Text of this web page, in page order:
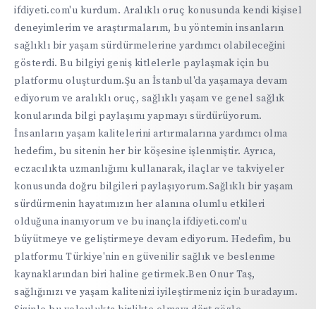
ifdiyeti.com'u kurdum. Aralıklı oruç konusunda kendi kişisel
deneyimlerim ve araştırmalarım, bu yöntemin insanların
sağlıklı bir yaşam sürdürmelerine yardımcı olabileceğini
gösterdi. Bu bilgiyi geniş kitlelerle paylaşmak için bu
platformu oluşturdum.Şu an İstanbul'da yaşamaya devam
ediyorum ve aralıklı oruç, sağlıklı yaşam ve genel sağlık
konularında bilgi paylaşımı yapmayı sürdürüyorum.
İnsanların yaşam kalitelerini artırmalarına yardımcı olma
hedefim, bu sitenin her bir köşesine işlenmiştir. Ayrıca,
eczacılıkta uzmanlığımı kullanarak, ilaçlar ve takviyeler
konusunda doğru bilgileri paylaşıyorum.Sağlıklı bir yaşam
sürdürmenin hayatımızın her alanına olumlu etkileri
olduğuna inanıyorum ve bu inançla ifdiyeti.com'u
büyütmeye ve geliştirmeye devam ediyorum. Hedefim, bu
platformu Türkiye'nin en güvenilir sağlık ve beslenme
kaynaklarından biri haline getirmek.Ben Onur Taş,
sağlığınızı ve yaşam kalitenizi iyileştirmeniz için buradayım.